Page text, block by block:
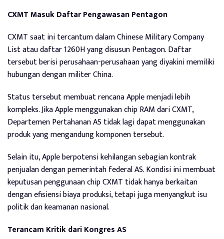
CXMT Masuk Daftar Pengawasan Pentagon
CXMT saat ini tercantum dalam Chinese Military Company
List atau daftar 1260H yang disusun Pentagon. Daftar
tersebut berisi perusahaan-perusahaan yang diyakini memiliki
hubungan dengan militer China.
Status tersebut membuat rencana Apple menjadi lebih
kompleks. Jika Apple menggunakan chip RAM dari CXMT,
Departemen Pertahanan AS tidak lagi dapat menggunakan
produk yang mengandung komponen tersebut.
Selain itu, Apple berpotensi kehilangan sebagian kontrak
penjualan dengan pemerintah federal AS. Kondisi ini membuat
keputusan penggunaan chip CXMT tidak hanya berkaitan
dengan efisiensi biaya produksi, tetapi juga menyangkut isu
politik dan keamanan nasional.
Terancam Kritik dari Kongres AS